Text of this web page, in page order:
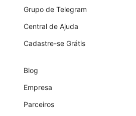
Grupo de Telegram
Central de Ajuda
Cadastre-se Grátis
Blog
Empresa
Parceiros